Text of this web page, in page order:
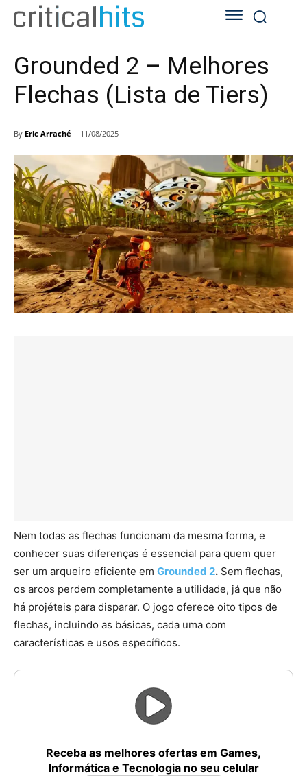
Grounded 2 – Melhores
Flechas (Lista de Tiers)
By Eric Arraché 11/08/2025
Nem todas as flechas funcionam da mesma forma, e
conhecer suas diferenças é essencial para quem quer
ser um arqueiro eficiente em Grounded 2. Sem flechas,
os arcos perdem completamente a utilidade, já que não
há projéteis para disparar. O jogo oferece oito tipos de
flechas, incluindo as básicas, cada uma com
características e usos específicos.
Receba as melhores ofertas em Games,
Informática e Tecnologia no seu celular